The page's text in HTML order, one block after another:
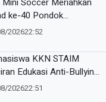
ke-40 Pondok
Al-Ishlah
202622:52
KKN STAIM
Edukasi Anti-Bullying
Tamanprijek,
202622:51